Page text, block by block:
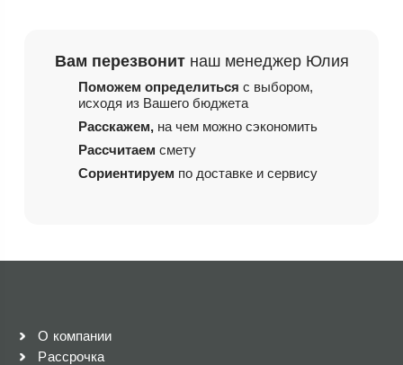
Вам перезвонит наш менеджер Юлия
Поможем определитьсяс выбором,
исходя из Вашего бюджета
Расскажем, на чем можно сэкономить
Рассчитаемсмету
Сориентируем по доставке и сервису
О компании
Рассрочка